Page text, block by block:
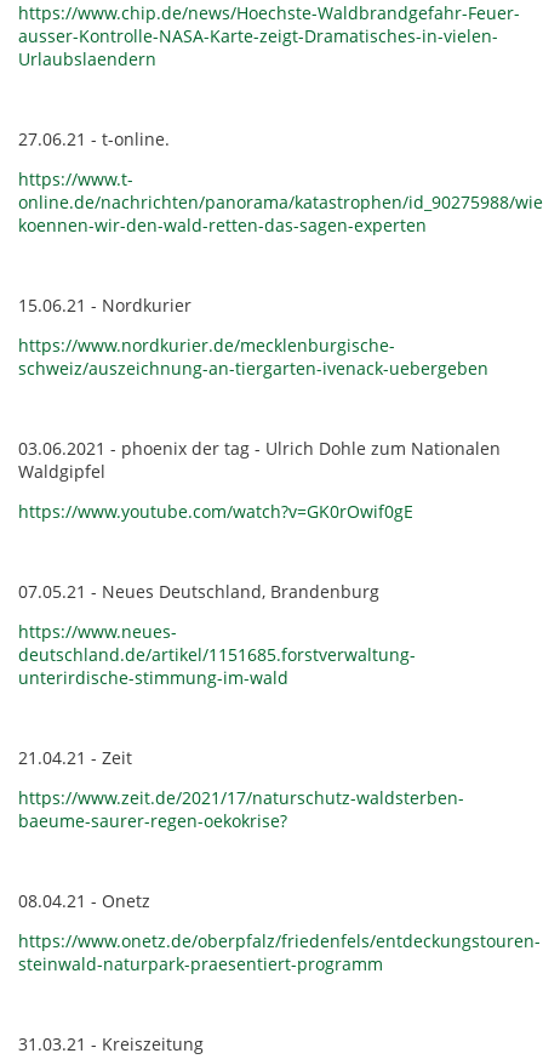
https://www.chip.de/news/Hoechste-Waldbrandgefahr-Feuer-
ausser-Kontrolle-NASA-Karte-zeigt-Dramatisches-in-vielen-
Urlaubslaendern
27.06.21 - t-online.
https://www.t-
online.de/nachrichten/panorama/katastrophen/id_90275988/
koennen-wir-den-wald-retten-das-sagen-experten
15.06.21 - Nordkurier
https://www.nordkurier.de/mecklenburgische-
schweiz/auszeichnung-an-tiergarten-ivenack-uebergeben
03.06.2021 - phoenix der tag - Ulrich Dohle zum Nationalen
Waldgipfel
https://www.youtube.com/watch?v=GK0rOwif0gE
07.05.21 - Neues Deutschland, Brandenburg
https://www.neues-
deutschland.de/artikel/1151685.forstverwaltung-
unterirdische-stimmung-im-wald
21.04.21 - Zeit
https://www.zeit.de/2021/17/naturschutz-waldsterben-
baeume-saurer-regen-oekokrise?
08.04.21 - Onetz
https://www.onetz.de/oberpfalz/friedenfels/entdeckungstouren-
steinwald-naturpark-praesentiert-programm
31.03.21 - Kreiszeitung